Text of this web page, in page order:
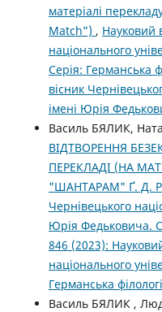
матеріалі
Match”) , Науковий
національного
Серія: Германська
вісник
імені Юрія
Василь БЯЛИК,
ВІДТВОРЕННЯ
ПЕРЕКЛАДІ (НА
"ШАНТАРАМ" Ґ. Д.
Чернівецького
Юрія Федьковича.
846 (2023):
національного
Германська
Василь БЯЛИК ,